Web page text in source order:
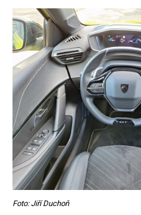
Foto: Jiří Duchoň